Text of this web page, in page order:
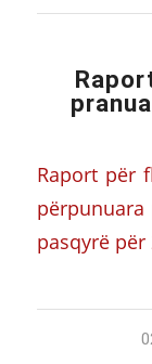
Raport për
përpunuara
pasqyrë për